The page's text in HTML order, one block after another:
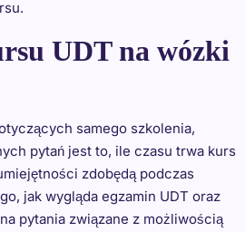
UDT na wózki
samego szkolenia,
pytań jest to, ile czasu trwa kurs
zdobędą podczas
jak wygląda egzamin UDT oraz
pytania związane z możliwością